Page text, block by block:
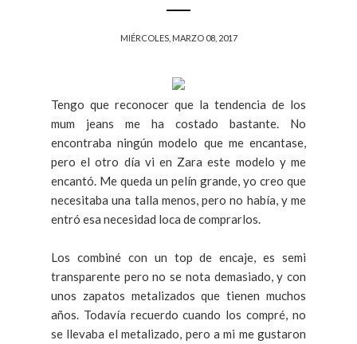
MIÉRCOLES, MARZO 08, 2017
Tengo que reconocer que la tendencia de los
mum jeans me ha costado bastante. No
encontraba ningún modelo que me encantase,
pero el otro día vi en Zara este modelo y me
encantó. Me queda un pelín grande, yo creo que
necesitaba una talla menos, pero no había, y me
entró esa necesidad loca de comprarlos.
Los combiné con un top de encaje, es semi
transparente pero no se nota demasiado, y con
unos zapatos metalizados que tienen muchos
años. Todavía recuerdo cuando los compré, no
se llevaba el metalizado, pero a mi me gustaron